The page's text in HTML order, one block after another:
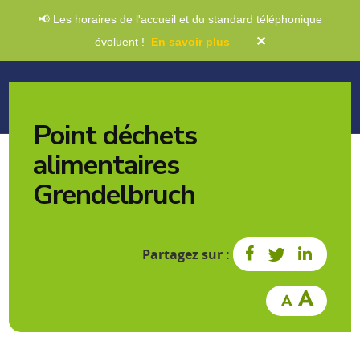
📢 Les horaires de l'accueil et du standard téléphonique
évoluent ! En savoir plus ✕
Point déchets
alimentaires
Grendelbruch
Partagez sur :